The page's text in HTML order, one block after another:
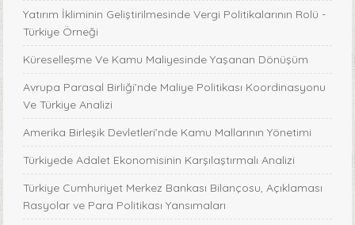
Yatırım İkliminin Geliştirilmesinde Vergi Politikalarının Rolü -
Türkiye Örneği
Küreselleşme Ve Kamu Maliyesinde Yaşanan Dönüşüm
Avrupa Parasal Birliği’nde Maliye Politikası Koordinasyonu
Ve Türkiye Analizi
Amerika Birleşik Devletleri’nde Kamu Mallarının Yönetimi
Türkiyede Adalet Ekonomisinin Karşılaştırmalı Analizi
Türkiye Cumhuriyet Merkez Bankası Bilançosu, Açıklaması
Rasyolar ve Para Politikası Yansımaları